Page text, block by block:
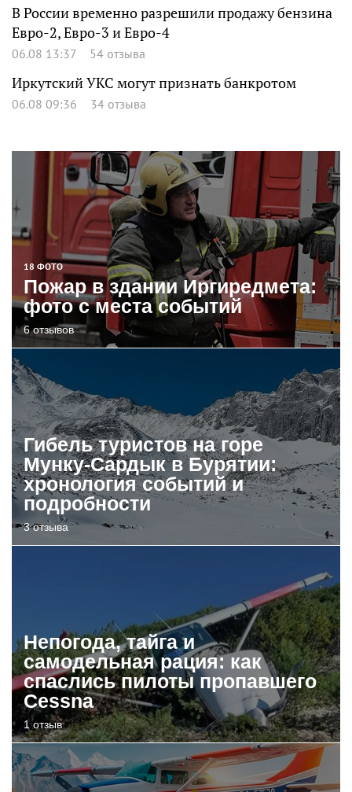
В России временно разрешили продажу бензина
Евро-2, Евро-3 и Евро-4
06.08 13:37 54 отзыва
Иркутский УКС могут признать банкротом
06.08 09:36 34 отзыва
18 ФОТО
Пожар в здании Иргиредмета:
фото с места событий
6 отзывов
Гибель туристов на горе
Мунку-Сардык в Бурятии:
хронология событий и
подробности
3 отзыва
Непогода, тайга и
самодельная рация: как
спаслись пилоты пропавшего
Cessna
1 отзыв